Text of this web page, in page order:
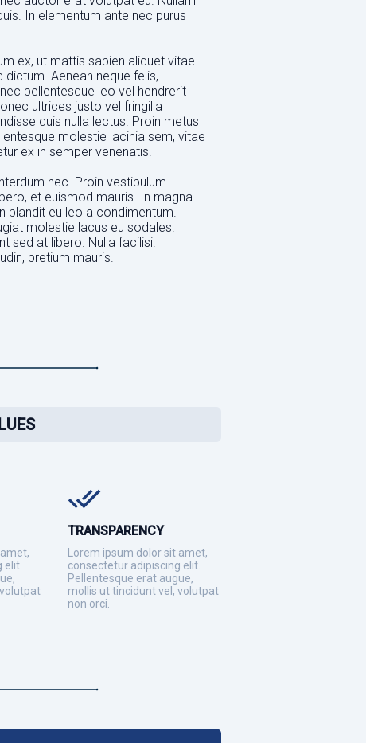
In elementum ante nec purus
ex, ut mattis sapien aliquet vitae.
Aenean neque felis,
pellentesque leo vel hendrerit
ultrices justo vel fringilla
quis nulla lectus. Proin metus
molestie lacinia sem, vitae
ex in semper venenatis.
nec. Proin vestibulum
et euismod mauris. In magna
blandit eu leo a condimentum.
molestie lacus eu sodales.
sed at libero. Nulla facilisi.
pretium mauris.
elit.
TRANSPARENCY
Lorem ipsum dolor sit amet,
consectetur adipiscing elit.
Pellentesque erat augue,
mollis ut tincidunt vel, volutpat
non orci.